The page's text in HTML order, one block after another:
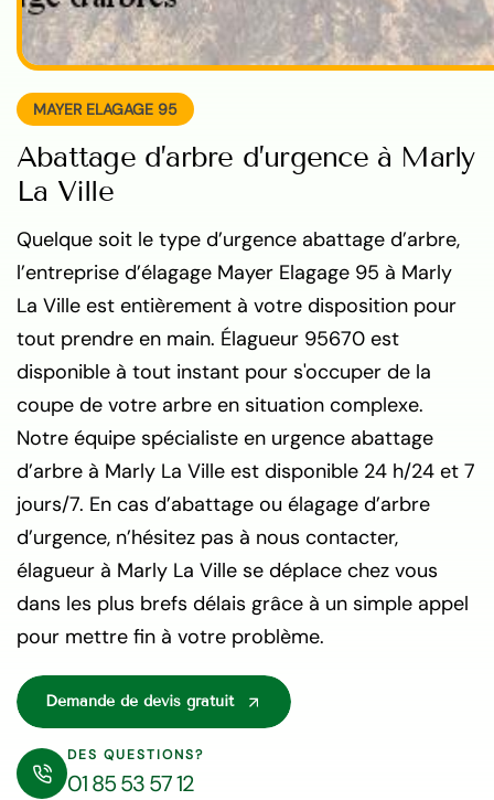
MAYER ELAGAGE 95
Abattage d’arbre d’urgence à Marly
La Ville
Quelque soit le type d’urgence abattage d’arbre,
l’entreprise d’élagage Mayer Elagage 95 à Marly
La Ville est entièrement à votre disposition pour
tout prendre en main. Élagueur 95670 est
disponible à tout instant pour s'occuper de la
coupe de votre arbre en situation complexe.
Notre équipe spécialiste en urgence abattage
d’arbre à Marly La Ville est disponible 24 h/24 et 7
jours/7. En cas d’abattage ou élagage d’arbre
d’urgence, n’hésitez pas à nous contacter,
élagueur à Marly La Ville se déplace chez vous
dans les plus brefs délais grâce à un simple appel
pour mettre fin à votre problème.
Demande de devis gratuit
DES QUESTIONS?
01 85 53 57 12